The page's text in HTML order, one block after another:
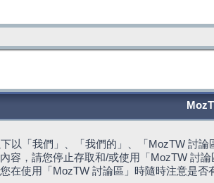
以「我們」、「我們的」、「MozTW 討
容，請您停止存取和/或使用「MozTW 討
在使用「MozTW 討論區」時隨時注意是